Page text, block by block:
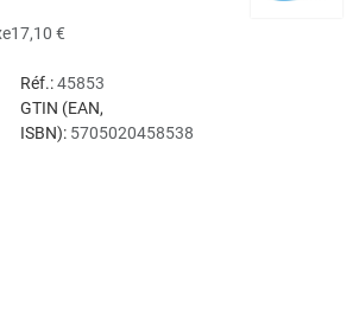
17,10 €
Réf.: 45853
GTIN (EAN,
ISBN): 5705020458538